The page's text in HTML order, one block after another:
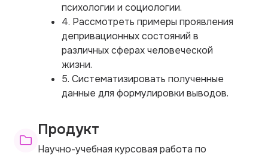
психологии и социологии.
4. Рассмотреть примеры проявления
депривационных состояний в
различных сферах человеческой
жизни.
5. Систематизировать полученные
данные для формулировки выводов.
Продукт
Научно-учебная курсовая работа по